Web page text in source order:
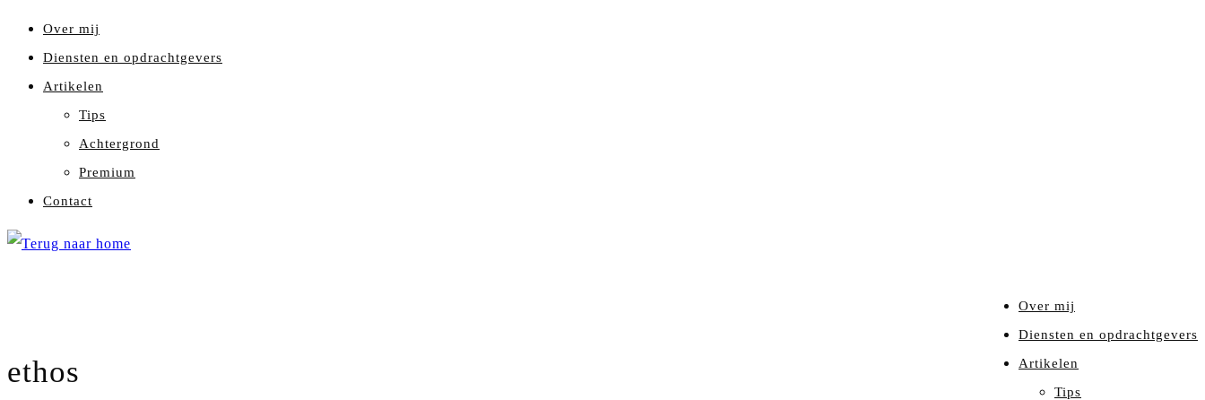
Over mij
Diensten en opdrachtgevers
Artikelen
Tips
Achtergrond
Premium
Contact
Over mij
Diensten en opdrachtgevers
Artikelen
Tips
ethos